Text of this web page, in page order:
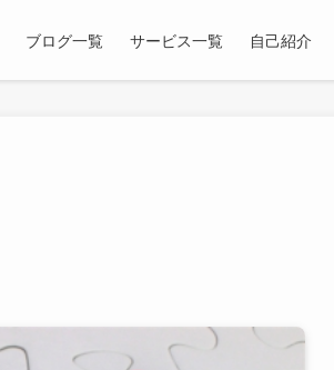
ブログ一覧 サービス一覧 自己紹介